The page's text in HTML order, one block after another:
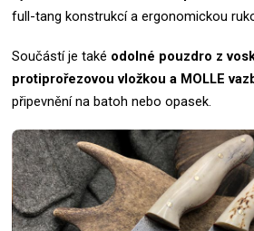
full-tang konstrukcí a ergonomickou
Součástí je také odolné pouzdro z
protiprořezovou vložkou a MOLLE
připevnění na batoh nebo opasek.